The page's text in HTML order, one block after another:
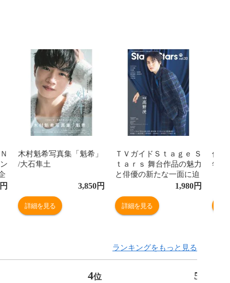
円
木村魁希写真集「魁希」
/大石隼土
3,850円
詳細を見る
ＴＶガイドＳｔａｇｅ Ｓ
ｔａｒｓ 舞台作品の魅力
と俳優の新たな一面に迫
るビジュアルマガジン ｖ
ｏｌ．３２
1,980円
詳細を見る
佐藤
年記
ランキングをもっと見る
4位 5